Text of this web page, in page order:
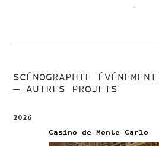
–
SCÉNOGRAPHIE
— AUTRES PROJETS
2026
Casino de Monte Carlo